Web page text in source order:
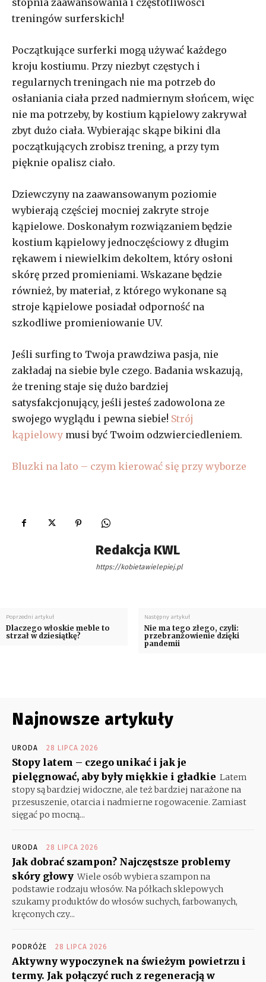
treningów surferskich!
Początkujące surferki mogą używać każdego
kroju kostiumu. Przy niezbyt częstych i
regularnych treningach nie ma potrzeb do
osłaniania ciała przed nadmiernym słońcem, więc
nie ma potrzeby, by kostium kąpielowy zakrywał
zbyt dużo ciała. Wybierając skąpe bikini dla
początkujących zrobisz trening, a przy tym
pięknie opalisz ciało.
Dziewczyny na zaawansowanym poziomie
wybierają częściej mocniej zakryte stroje
kąpielowe. Doskonałym rozwiązaniem będzie
kostium kąpielowy jednoczęściowy z długim
rękawem i niewielkim dekoltem, który osłoni
skórę przed promieniami. Wskazane będzie
również, by materiał, z którego wykonane są
stroje kąpielowe posiadał odporność na
szkodliwe promieniowanie UV.
Jeśli surfing to Twoja prawdziwa pasja, nie
zakładaj na siebie byle czego. Badania wskazują,
że trening staje się dużo bardziej
satysfakcjonujący, jeśli jesteś zadowolona ze
swojego wyglądu i pewna siebie! Strój
kąpielowy musi być Twoim odzwierciedleniem.
Bluzki na lato – czym kierować się przy wyborze
Redakcja KWL
https://kobietawielepiej.pl
Poprzedni artykuł
Dlaczego włoskie meble to
strzał w dziesiątkę?
Następny artykuł
Nie ma tego złego, czyli:
przebranżowienie dzięki
pandemii
Najnowsze artykuły
URODA 28 LIPCA 2026
Stopy latem – czego unikać i jak je
pielęgnować, aby były miękkie i gładkie Latem
stopy są bardziej widoczne, ale też bardziej narażone na
przesuszenie, otarcia i nadmierne rogowacenie. Zamiast
sięgać po mocną...
URODA 28 LIPCA 2026
Jak dobrać szampon? Najczęstsze problemy
skóry głowy Wiele osób wybiera szampon na
podstawie rodzaju włosów. Na półkach sklepowych
szukamy produktów do włosów suchych, farbowanych,
kręconych czy...
PODRÓŻE 28 LIPCA 2026
Aktywny wypoczynek na świeżym powietrzu i
termy. Jak połączyć ruch z regeneracją w